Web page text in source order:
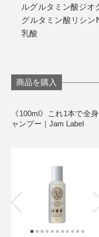
ルグルタミン酸ジオ
グルタミン酸リシン
乳酸
商品を購入
《100ml》これ1本で全
ャンプー｜Jam Label